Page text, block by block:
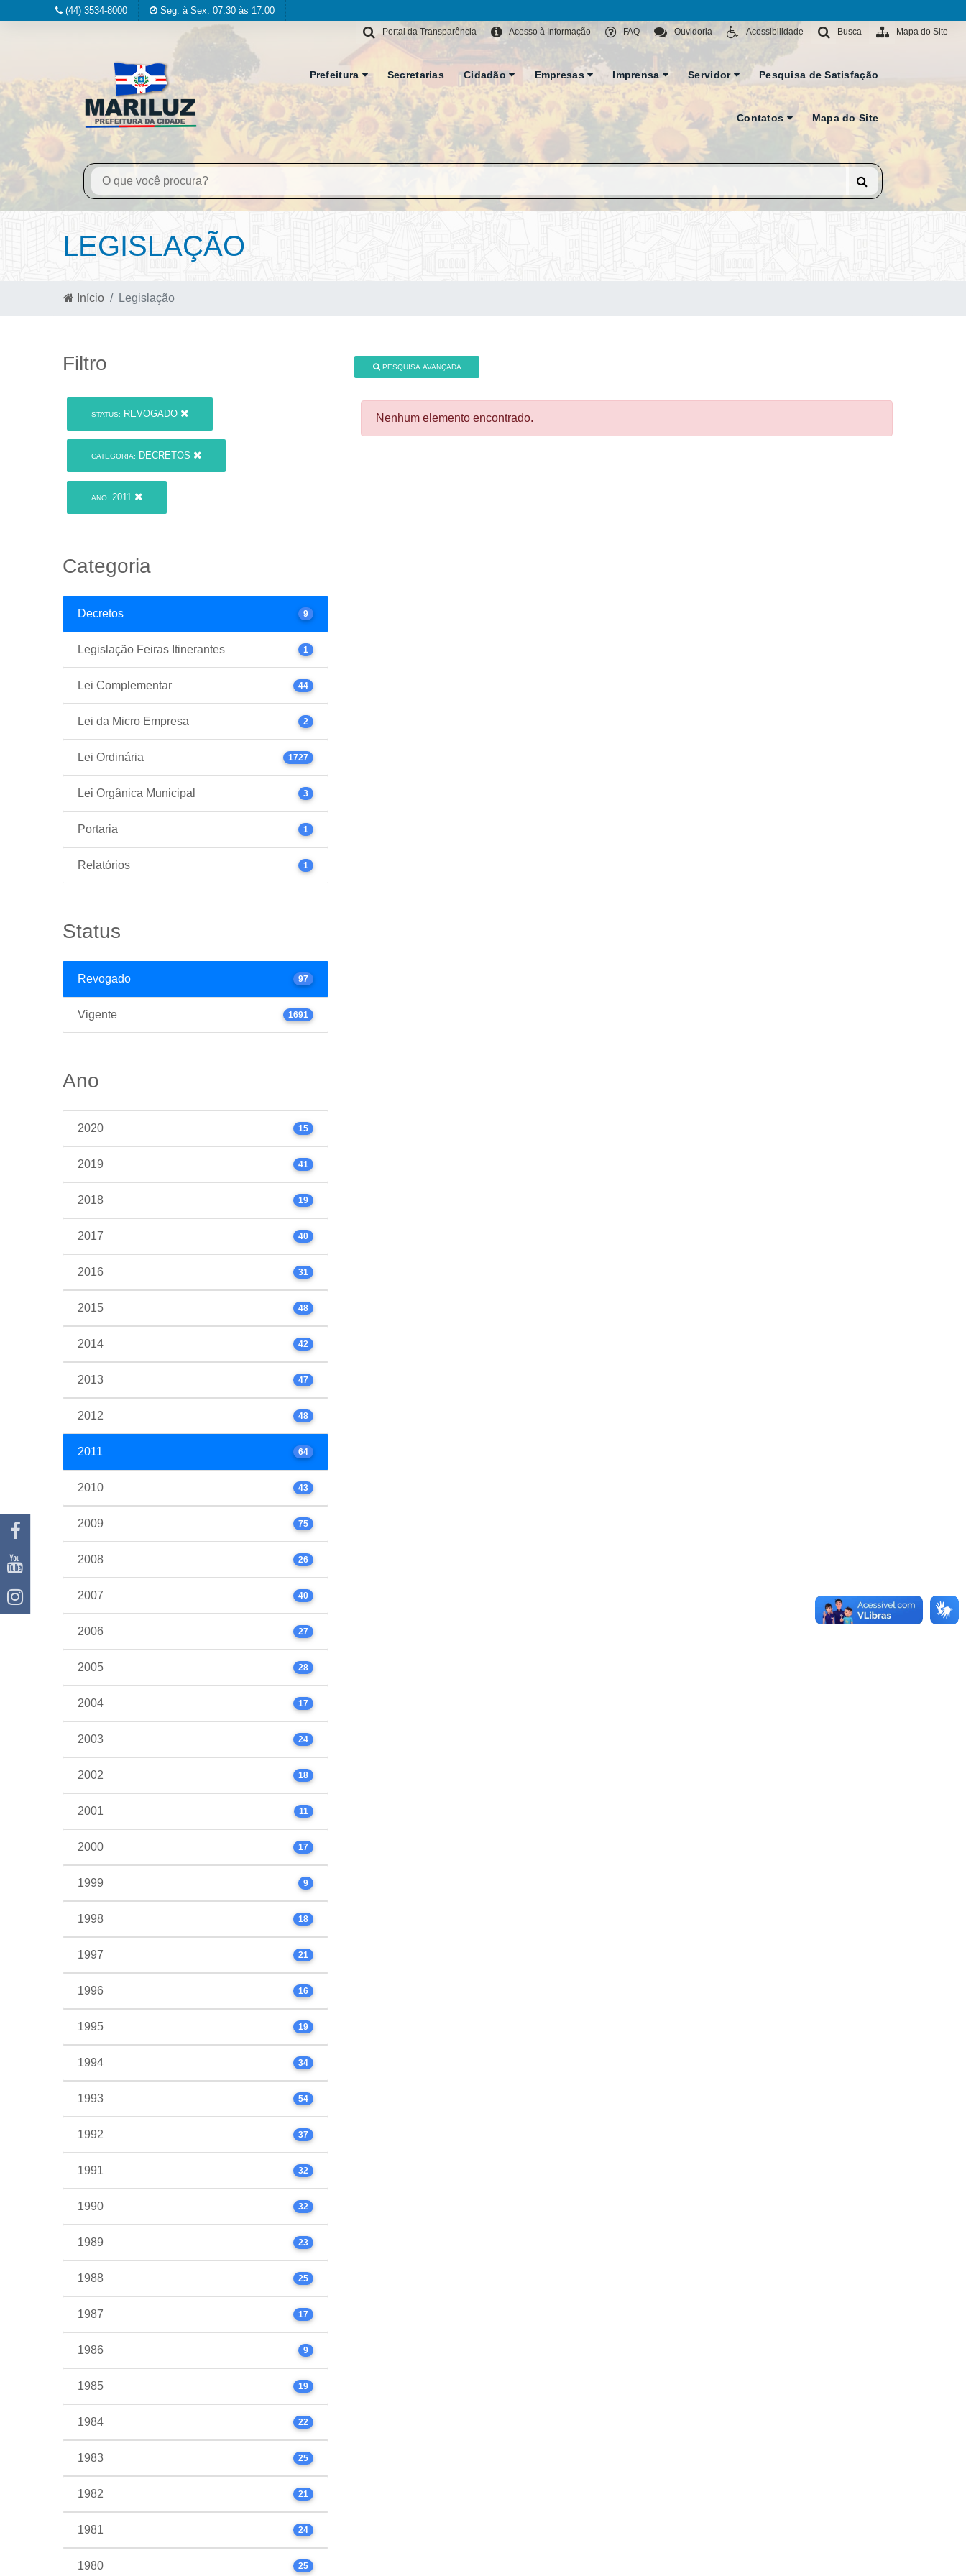
(44) 3534-8000 Seg. à Sex. 07:30 às 17:00
Mapa do Site
Busca
Acessibilidade
Ouvidoria
FAQ
Acesso à Informação
Portal da Transparência
Prefeitura Secretarias Cidadão Empresas Imprensa Servidor Pesquisa de Satisfação
Contatos Mapa do Site
LEGISLAÇÃO
Início Legislação
Filtro
STATUS: REVOGADO
CATEGORIA: DECRETOS
ANO: 2011
Categoria
Decretos 9
Legislação Feiras Itinerantes 1
Lei Complementar 44
Lei da Micro Empresa 2
Lei Ordinária 1727
Lei Orgânica Municipal 3
Portaria 1
Relatórios 1
Status
Revogado 97
Vigente 1691
Ano
2020 15
2019 41
2018 19
2017 40
2016 31
2015 48
2014 42
2013 47
2012 48
2011 64
2010 43
2009 75
2008 26
2007 40
2006 27
2005 28
2004 17
2003 24
2002 18
2001 11
2000 17
1999 9
1998 18
1997 21
1996 16
1995 19
1994 34
1993 54
1992 37
1991 32
1990 32
1989 23
1988 25
1987 17
1986 9
1985 19
1984 22
1983 25
1982 21
1981 24
1980 25
PESQUISA AVANÇADA
Nenhum elemento encontrado.